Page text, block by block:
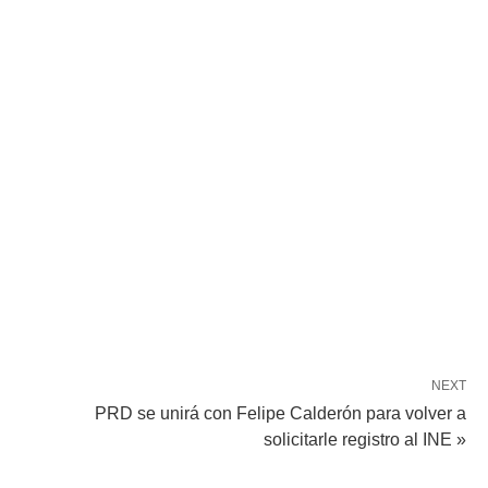
NEXT
PRD se unirá con Felipe Calderón para volver a
solicitarle registro al INE »